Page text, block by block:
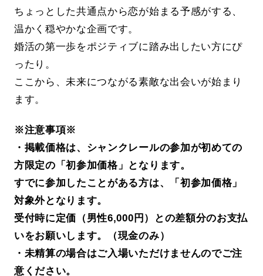
ちょっとした共通点から恋が始まる予感がする、
温かく穏やかな企画です。
婚活の第一歩をポジティブに踏み出したい方にぴ
ったり。
ここから、未来につながる素敵な出会いが始まり
ます。
※注意事項※
・掲載価格は、シャンクレールの参加が初めての
方限定の「初参加価格」となります。
すでに参加したことがある方は、「初参加価格」
対象外となります。
受付時に定価（男性6,000円）との差額分のお支払
いをお願いします。（現金のみ）
・未精算の場合はご入場いただけませんのでご注
意ください。